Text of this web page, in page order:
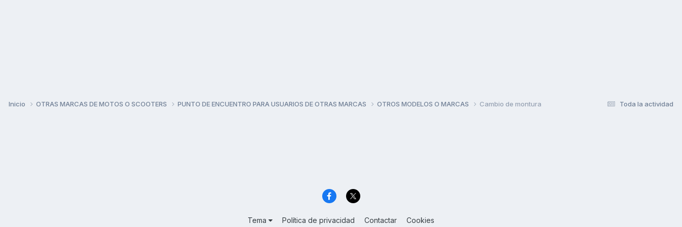
Toda la actividad
Inicio OTRAS MARCAS DE MOTOS O SCOOTERS PUNTO DE ENCUENTRO PARA USUARIOS DE OTRAS MARCAS OTROS MODELOS O MARCAS Cambio de montura
Tema Política de privacidad Contactar Cookies